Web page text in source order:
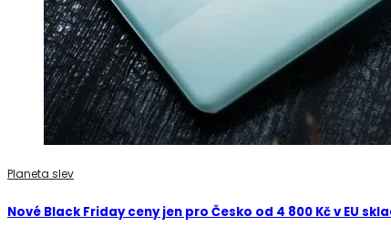
Planeta slev
Nové Black Friday ceny jen pro Česko od 4 800 Kč v EU